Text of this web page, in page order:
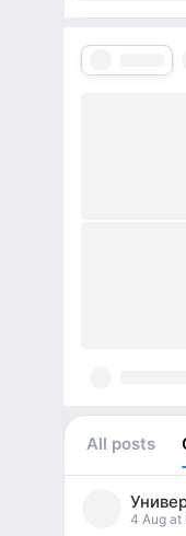
All posts
post
4 Aug at